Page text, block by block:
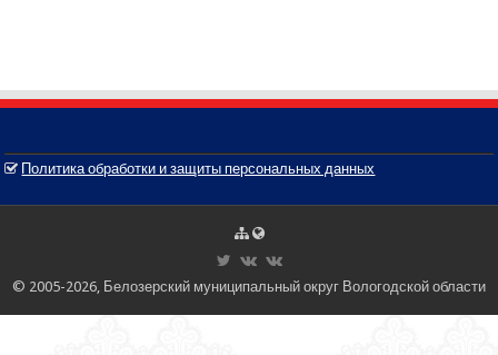
Политика обработки и защиты персональных данных
© 2005-2026, Белозерский муниципальный округ Вологодской области